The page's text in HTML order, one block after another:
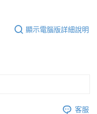
顯示電腦版詳細說明
客服